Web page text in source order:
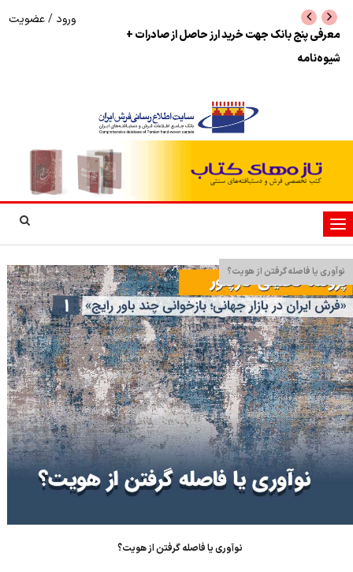
نرخ بازگشت ارز حاصل از صادرات + تکمیلی
ورود /عضویت
تغییر
وضعیت
ناوبری
نوآوری یا فاصله گرفتن از هویت؟
نوآوری یا فاصله گرفتن از هویت؟